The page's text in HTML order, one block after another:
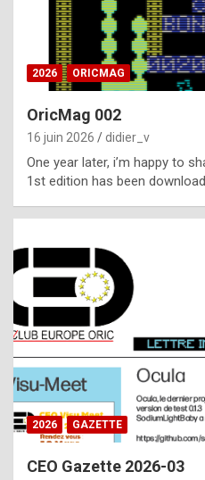
i
i
l
i
2026 ORICMAG
OricMag 002
16 juin 2026 didier_v
One year later, i’m happy to
1st edition has been
2026 GAZETTE
CEO Gazette 2026-03